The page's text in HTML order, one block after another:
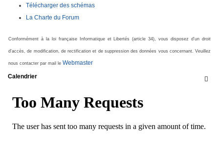
Télécharger des schémas
La Charte du Forum
Conformément à la loi française Informatique et Libertés (article 34), vous disposez d'un droit
d'accès, de modification, de rectification et de suppression des données vous concernant. Veuillez
nous contacter par mail le Webmaster

Calendrier